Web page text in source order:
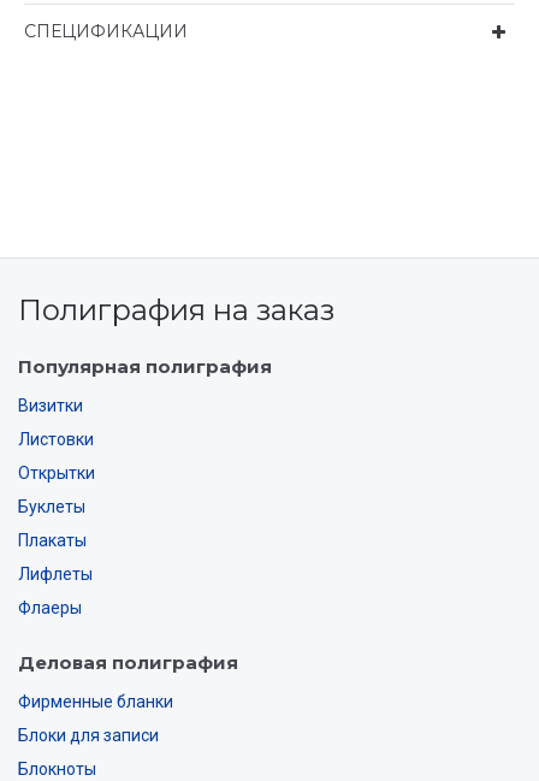
СПЕЦИФИКАЦИИ
Полиграфия на заказ
Популярная полиграфия
Визитки
Листовки
Открытки
Буклеты
Плакаты
Лифлеты
Флаеры
Деловая полиграфия
Фирменные бланки
Блоки для записи
Блокноты